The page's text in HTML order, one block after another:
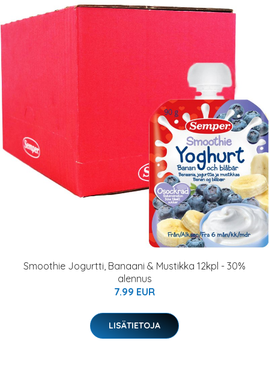
Smoothie Jogurtti, Banaani & Mustikka 12kpl - 30%
alennus
7.99 EUR
LISÄTIETOJA